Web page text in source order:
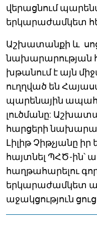
վերացնում
երկարաժամկետ
Աշխատանքի և
նախարարության
խթանում է այն
ուղղված են
պարենային
լուծմանը:
հարցերի
Լիլիթ Չիթչյանը
հայտնել ՊՀԾ-
հաղթահարելու
երկարաժամկետ
աջակցություն